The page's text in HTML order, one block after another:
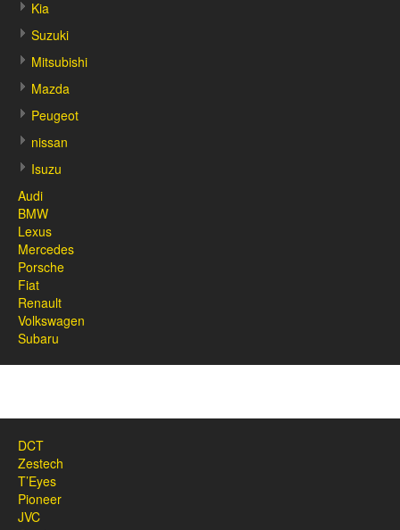
Kia
Suzuki
Mitsubishi
Mazda
Peugeot
nissan
Isuzu
Audi
BMW
Lexus
Mercedes
Porsche
Fiat
Renault
Volkswagen
Subaru
DCT
Zestech
T’Eyes
Pioneer
JVC